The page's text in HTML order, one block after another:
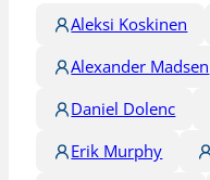
Aleksi Koskinen
Alexander Madsen
Daniel Dolenc
Erik Murphy